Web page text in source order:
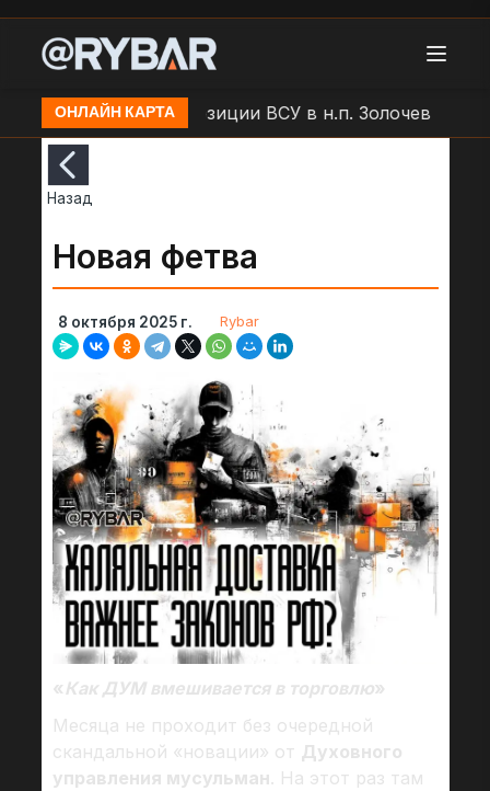
ОНЛАЙН КАРТА
"Молния" по позиции ВСУ в н.п. Золочев
Назад
Новая фетва
8 октября 2025 г. Rybar
« Как ДУМ вмешивается в торговлю»
Месяца не проходит без очередной
скандальной «новации» от Духовного
управления мусульман. На этот раз там